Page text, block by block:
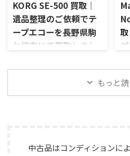
を備えた2chソリッドステート
式のコントロールアンプで、左
右チャンネルの音出し、入力
切替、ボリューム、トーンコン
トロール、MMフォノ入力、バ
がら査定いたしました。 買取
商品：McIntosh C712 メーカ
楽
オ
の
ン
KORG SE-500 買取｜
遺品整理のご依頼でテ
ープエコーを長野県駒
ケ根市にて買取しまし
伴いKORGのテープエコー
「SE-500 Stage Echo」を出張
ご家族様より「価値があるも
の
「
プ
もっと
中古品はコンディションに